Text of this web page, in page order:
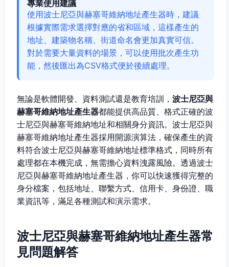
專業使用建議
使用波士尼亞與赫塞哥維納地址產生器時，建議
根據實際需求選擇對應的省和區域，這樣產生的
地址、建築物名稱、街道命名會更加真實可信。
對於需要大量資料的場景，可以使用批次產生功
能，然後匯出為CSV格式便於後續處理。
無論是軟體開發、資料測試還是教育培訓， 波士尼亞與
赫塞哥維納地址產生器都能提供高品質、格式正確的波
士尼亞與赫塞哥維納地址和相關身分資訊。波士尼亞與
赫塞哥維納地址產生器採用開源演算法，確保產生的資
料符合波士尼亞與赫塞哥維納地址標準格式，同時所有
處理都在本機完成，無需擔心資料洩露風險。透過波士
尼亞與赫塞哥維納地址產生器，你可以快速獲得完整的
身分檔案，包括地址、聯繫方式、信用卡、身份證、職
業資訊等，滿足各種測試和演示需求。
波士尼亞與赫塞哥維納地址產生器常
見問題解答